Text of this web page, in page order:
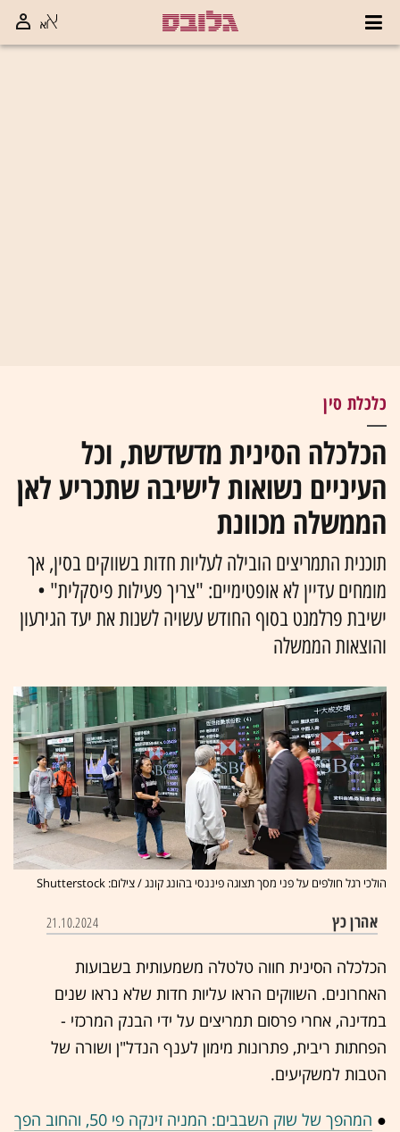
כלכלת סין
הכלכלה הסינית מדשדשת, וכל
העיניים נשואות לישיבה שתכריע לאן
הממשלה מכוונת
תוכנית התמריצים הובילה לעליות חדות בשווקים בסין, אך
מומחים עדיין לא אופטימיים: "צריך פעילות פיסקלית" •
ישיבת פרלמנט בסוף החודש עשויה לשנות את יעד הגירעון
והוצאות הממשלה
הולכי רגל חולפים על פני מסך תצוגה פיננסי בהונג קונג / צילום: Shutterstock
אהרן כץ 21.10.2024
הכלכלה הסינית חווה טלטלה משמעותית בשבועות
האחרונים. השווקים הראו עליות חדות שלא נראו שנים
במדינה, אחרי פרסום תמריצים על ידי הבנק המרכזי -
הפחתות ריבית, פתרונות מימון לענף הנדל"ן ושורה של
הטבות למשקיעים.
●
המהפך של שוק השבבים: המניה זינקה פי 50, והחוב הפך